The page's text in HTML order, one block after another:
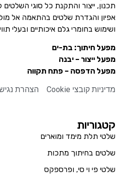
תכנון, ייצור והתקנת כל סוגי השלטים
אפיון והגדרת שלטים בהתאמה אל
ושימוש בחומרי גלם איכותיים ובעלי
מפעל חיתוך: בת-ים
מפעל ייצור – יבנה
מפעל הדפסה – פתח תקווה
מדיניות קובצי Cookie הצהרת
קטגוריות
שלטי תלת מימד ומוארים
שלטים בחיתוך מתכות
שלטי פי וי סי, ופרספקס